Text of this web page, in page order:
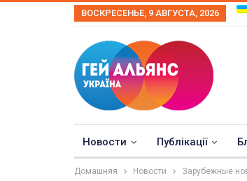
ВОСКРЕСЕНЬЕ, 9 АВГУСТА, 2026
Новости Публікації
Домашняя Новости Зарубежные